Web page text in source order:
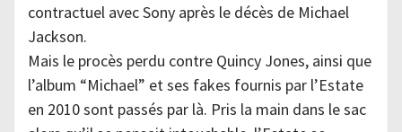
contractuel avec Sony après le décès de Michael
Jackson.
Mais le procès perdu contre Quincy Jones, ainsi que
l’album “Michael” et ses fakes fournis par l’Estate
en 2010 sont passés par là. Pris la main dans le sac